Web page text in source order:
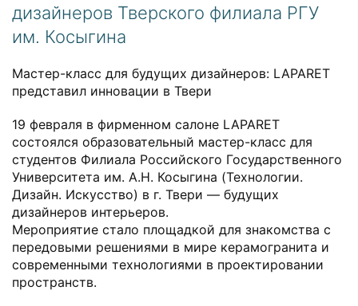
дизайнеров Тверского филиала РГУ
им. Косыгина
Мастер-класс для будущих дизайнеров: LAPARET
представил инновации в Твери
19 февраля в фирменном салоне LAPARET
состоялся образовательный мастер-класс для
студентов Филиала Российского Государственного
Университета им. А.Н. Косыгина (Технологии.
Дизайн. Искусство) в г. Твери — будущих
дизайнеров интерьеров.
Мероприятие стало площадкой для знакомства с
передовыми решениями в мире керамогранита и
современными технологиями в проектировании
пространств.